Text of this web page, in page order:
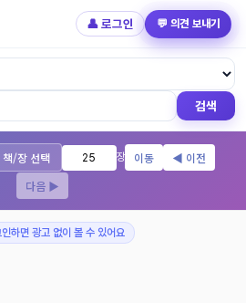
👤 로그인 💬 의견 보내기
개역한글 NIV KJV
검색
책/장 선택 장 이동
◀ 이전
다음 ▶
하면 광고 없이 볼 수 있어요